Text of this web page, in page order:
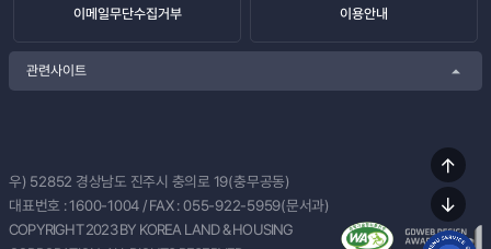
이메일무단수집거부 이용안내
관련사이트
우) 52852 경상남도 진주시 충의로 19(충무공동)
대표번호 :1600-1004 / FAX : 055-922-5959(문서과)
COPYRIGHT 2023 BY KOREA LAND & HOUSING
상단
이동
하단